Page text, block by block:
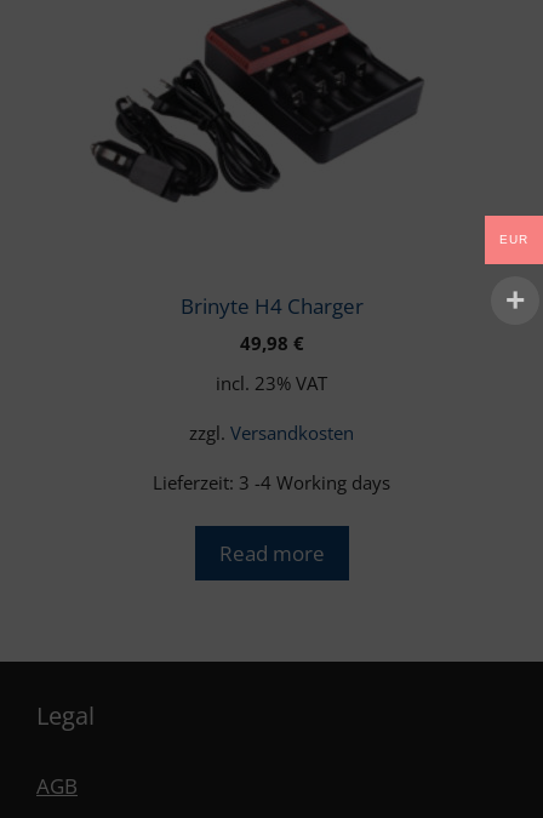
Brinyte H4 Charger
49,98 €
incl. 23% VAT
zzgl. Versandkosten
Lieferzeit: 3 -4 Working days
Read more
Legal
AGB
EUR